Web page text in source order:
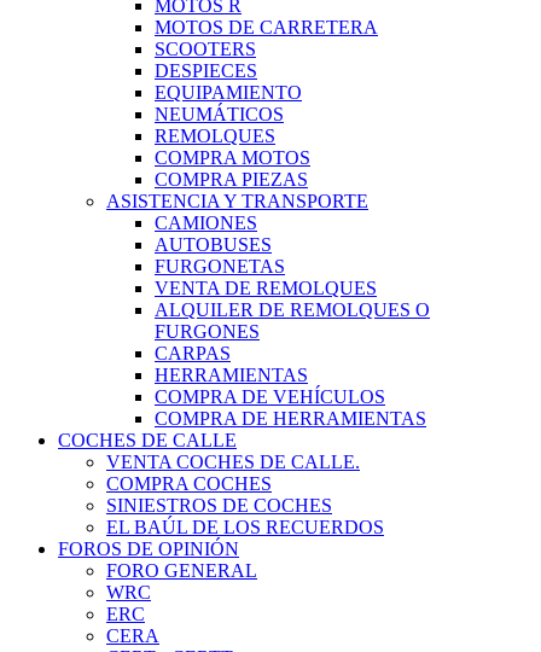
MOTOS R
MOTOS DE CARRETERA
SCOOTERS
DESPIECES
EQUIPAMIENTO
NEUMÁTICOS
REMOLQUES
COMPRA MOTOS
COMPRA PIEZAS
ASISTENCIA Y TRANSPORTE
CAMIONES
AUTOBUSES
FURGONETAS
VENTA DE REMOLQUES
ALQUILER DE REMOLQUES O
FURGONES
CARPAS
HERRAMIENTAS
COMPRA DE VEHÍCULOS
COMPRA DE HERRAMIENTAS
COCHES DE CALLE
VENTA COCHES DE CALLE.
COMPRA COCHES
SINIESTROS DE COCHES
EL BAÚL DE LOS RECUERDOS
FOROS DE OPINIÓN
FORO GENERAL
WRC
ERC
CERA